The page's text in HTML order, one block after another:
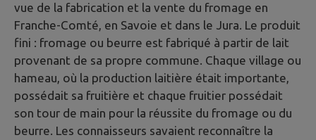
vue de la fabrication et la vente du fromage en
Franche-Comté, en Savoie et dans le Jura. Le produit
fini : fromage ou beurre est fabriqué à partir de lait
provenant de sa propre commune. Chaque village ou
hameau, où la production laitière était importante,
possédait sa fruitière et chaque fruitier possédait
son tour de main pour la réussite du fromage ou du
beurre. Les connaisseurs savaient reconnaître la